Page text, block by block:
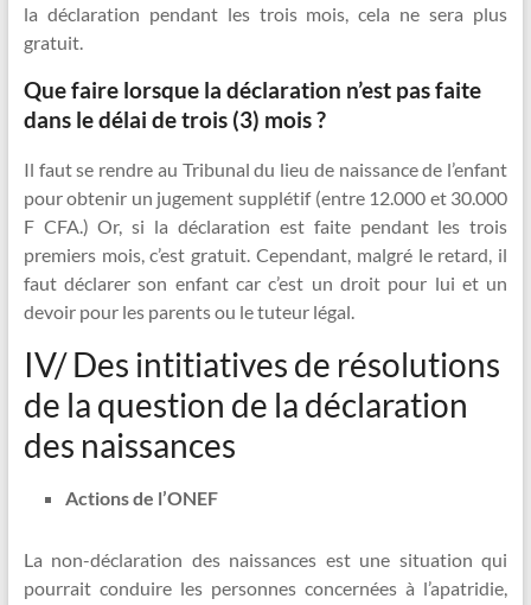
la déclaration pendant les trois mois, cela ne sera plus
gratuit.
Que faire lorsque la déclaration n’est pas faite
dans le délai de trois (3) mois ?
Il faut se rendre au Tribunal du lieu de naissance de l’enfant
pour obtenir un jugement supplétif (entre 12.000 et 30.000
F CFA.) Or, si la déclaration est faite pendant les trois
premiers mois, c’est gratuit. Cependant, malgré le retard, il
faut déclarer son enfant car c’est un droit pour lui et un
devoir pour les parents ou le tuteur légal.
IV/ Des intitiatives de résolutions
de la question de la déclaration
des naissances
Actions de l’ONEF
La non-déclaration des naissances est une situation qui
pourrait conduire les personnes concernées à l’apatridie,